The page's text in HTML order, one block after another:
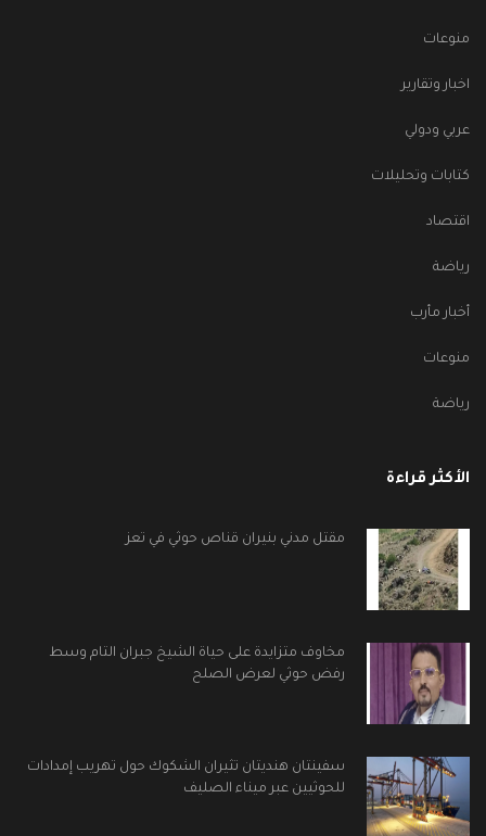
منوعات
اخبار وتقارير
عربي ودولي
كتابات وتحليلات
اقتصاد
رياضة
أخبار مأرب
منوعات
رياضة
الأكثر قراءة
مقتل مدني بنيران قناص حوثي في تعز
مخاوف متزايدة على حياة الشيخ جبران التام وسط
رفض حوثي لعرض الصلح
سفينتان هنديتان تثيران الشكوك حول تهريب إمدادات
للحوثيين عبر ميناء الصليف